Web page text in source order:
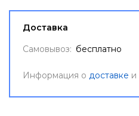
Доставка
Самовывоз: бесплатно
Информация о доставке и